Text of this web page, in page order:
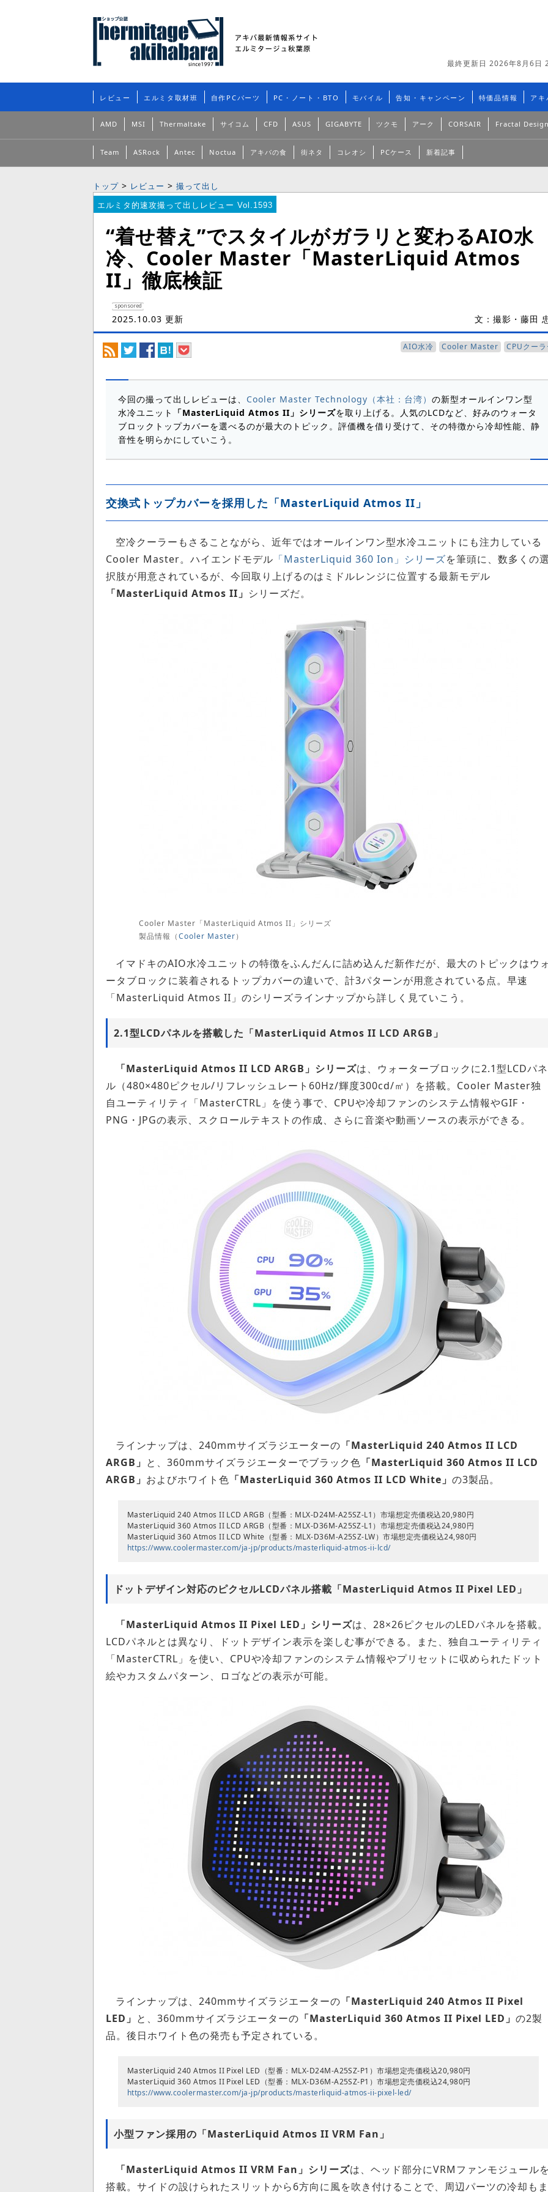
最終更新日 2026年8月6日
レビュー エルミタ取材班 自作PCパーツ PC・ノート・BTO モバイル 告知・キャンペーン 特価品情報 アキ
AMD MSI Thermaltake サイコム CFD ASUS GIGABYTE ツクモ アーク CORSAIR Fractal
Team ASRock Antec Noctua アキバの食 街ネタ コレオシ PCケース 新着記事
トップ > レビュー > 撮って出し
エルミタ的速攻撮って出しレビュー Vol.1593
“着せ替え”でスタイルがガラリと変わるAIO水
冷、Cooler Master「MasterLiquid Atmos
II」徹底検証
sponsored
2025.10.03 更新 文：撮影・藤田
AIO水冷 Cooler Master CPUクー
今回の撮って出しレビューは、 Cooler Master Technology（本社：台湾） の新型オールインワン型
水冷ユニット
「MasterLiquid Atmos II」シリーズを取り上げる。人気のLCDなど、好みのウォータ
ブロックトップカバーを選べるのが最大のトピック。評価機を借り受けて、その特徴から冷却性能、静
音性を明らかにしていこう。
交換式トップカバーを採用した「MasterLiquid Atmos II」
空冷クーラーもさることながら、近年ではオールインワン型水冷ユニットにも注力している
Cooler Master。ハイエンドモデル 「MasterLiquid 360 Ion」シリーズを筆頭に、数多くの
択肢が用意されているが、今回取り上げるのはミドルレンジに位置する最新モデル
「MasterLiquid Atmos II」 シリーズだ。
Cooler Master「MasterLiquid Atmos II」シリーズ
製品情報（Cooler Master）
イマドキのAIO水冷ユニットの特徴をふんだんに詰め込んだ新作だが、最大のトピックはウ
ータブロックに装着されるトップカバーの違いで、計3パターンが用意されている点。早速
「MasterLiquid Atmos II」のシリーズラインナップから詳しく見ていこう。
2.1型LCDパネルを搭載した「MasterLiquid Atmos II LCD ARGB」
「MasterLiquid Atmos II LCD ARGB」シリーズは、ウォーターブロックに2.1型LCDパネ
ル（480×480ピクセル/リフレッシュレート60Hz/輝度300cd/㎡）を搭載。Cooler Master独
自ユーティリティ「MasterCTRL」を使う事で、CPUや冷却ファンのシステム情報やGIF・
PNG・JPGの表示、スクロールテキストの作成、さらに音楽や動画ソースの表示ができる。
ラインナップは、240mmサイズラジエーターの 「MasterLiquid 240 Atmos II LCD
ARGB」 と、360mmサイズラジエーターでブラック色 「MasterLiquid 360 Atmos II LCD
ARGB」 およびホワイト色 「MasterLiquid 360 Atmos II LCD White」 の3製品。
MasterLiquid 240 Atmos II LCD ARGB（型番：MLX-D24M-A25SZ-L1）市場想定売価税込20,980円
MasterLiquid 360 Atmos II LCD ARGB（型番：MLX-D36M-A25SZ-L1）市場想定売価税込24,980円
MasterLiquid 360 Atmos II LCD White（型番：MLX-D36M-A25SZ-LW）市場想定売価税込24,980円
https://www.coolermaster.com/ja-jp/products/masterliquid-atmos-ii-lcd/
ドットデザイン対応のピクセルLCDパネル搭載「MasterLiquid Atmos II Pixel LED」
「MasterLiquid Atmos II Pixel LED」シリーズは、28×26ピクセルのLEDパネルを搭載。
LCDパネルとは異なり、ドットデザイン表示を楽しむ事ができる。また、独自ユーティリティ
「MasterCTRL」を使い、CPUや冷却ファンのシステム情報やプリセットに収められたドット
絵やカスタムパターン、ロゴなどの表示が可能。
ラインナップは、240mmサイズラジエーターの 「MasterLiquid 240 Atmos II Pixel
LED」 と、360mmサイズラジエーターの 「MasterLiquid 360 Atmos II Pixel LED」 の2製
品。後日ホワイト色の発売も予定されている。
MasterLiquid 240 Atmos II Pixel LED（型番：MLX-D24M-A25SZ-P1）市場想定売価税込20,980円
MasterLiquid 360 Atmos II Pixel LED（型番：MLX-D36M-A25SZ-P1）市場想定売価税込24,980円
https://www.coolermaster.com/ja-jp/products/masterliquid-atmos-ii-pixel-led/
小型ファン採用の「MasterLiquid Atmos II VRM Fan」
「MasterLiquid Atmos II VRM Fan」シリーズは、ヘッド部分にVRMファンモジュール
搭載。サイドの設けられたスリットから6方向に風を吹き付けることで、周辺パーツの冷却もま